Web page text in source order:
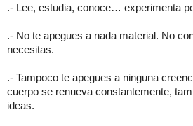
.- Lee, estudia, conoce… experimenta
.- No te apegues a nada material. No
necesitas.
.- Tampoco te apegues a ninguna
cuerpo se renueva constantemente,
ideas.